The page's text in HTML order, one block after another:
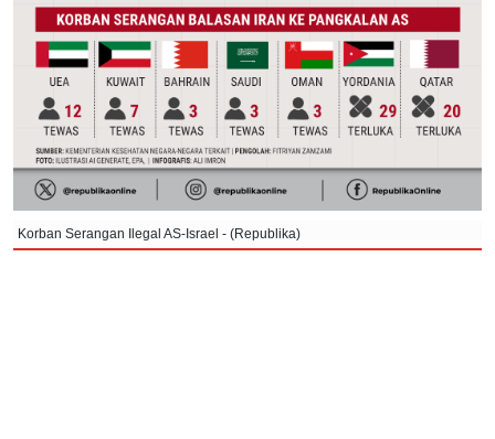
Korban Serangan Ilegal AS-Israel - (Republika)